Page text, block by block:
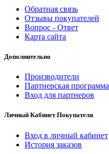
Обратная связь
Отзывы покупателей
Вопрос - Ответ
Карта сайта
Дополнительно
Производители
Партнерская программа
Вход для партнеров
Личный Кабинет Покупателя
Вход в личный кабинет
История заказов